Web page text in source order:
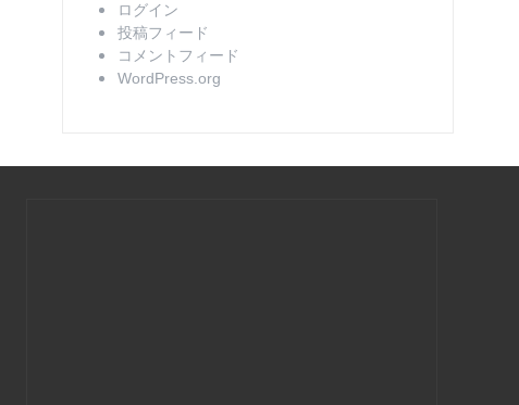
ログイン
投稿フィード
コメントフィード
WordPress.org